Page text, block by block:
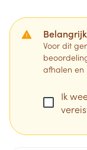
Voor dit
afhalen en
Ik